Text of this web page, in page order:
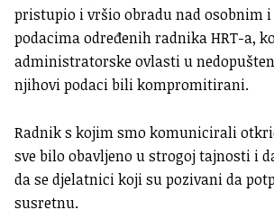
pristupio i vršio obradu nad osobnim
podacima određenih radnika HRT-a,
administratorske ovlasti u
njihovi podaci bili kompromitirani.
Radnik s kojim smo komunicirali
sve bilo obavljeno u strogoj tajnosti i
da se djelatnici koji su pozivani da
susretnu.